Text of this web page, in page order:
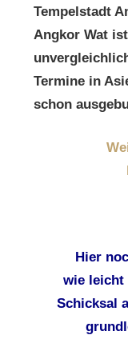
Tempelstadt
Angkor Wat
Termine in
schon
Hier
wie leicht
Schicksal